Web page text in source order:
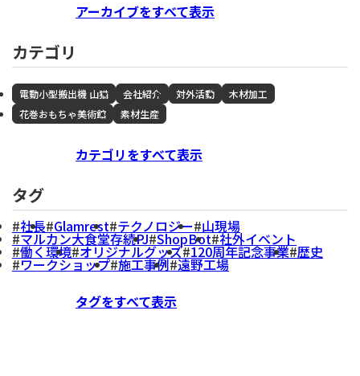
アーカイブをすべて表示
カテゴリ
電動小型搬出機 山猫 会社紹介 対外活動
木材加工
花巻おもちゃ美術館
素材生産
カテゴリをすべて表示
タグ
社長 Glamrest テクノロジー 山現場
マルカン大食堂存続PJ ShopBot 社外イベント
働く環境 オリジナルグッズ 120周年記念事業 歴史
ワークショップ 施工事例 遠野工場
タグをすべて表示